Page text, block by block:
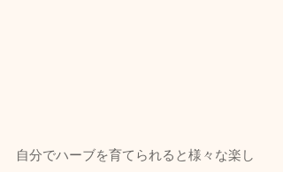
自分でハーブを育てられると様々な楽し